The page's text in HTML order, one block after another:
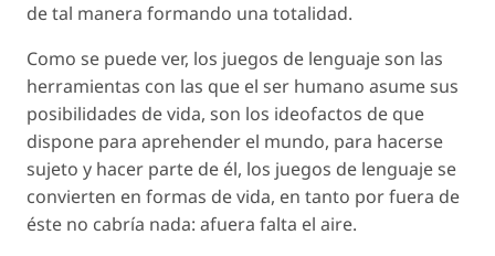
de tal manera formando una totalidad.
Como se puede ver, los juegos de lenguaje son las
herramientas con las que el ser humano asume sus
posibilidades de vida, son los ideofactos de que
dispone para aprehender el mundo, para hacerse
sujeto y hacer parte de él, los juegos de lenguaje se
convierten en formas de vida, en tanto por fuera de
éste no cabría nada: afuera falta el aire.